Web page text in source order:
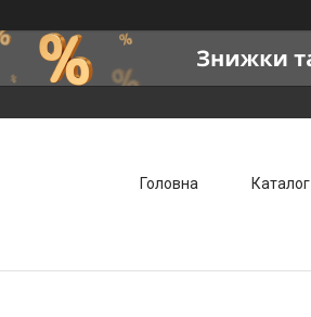
Головна Каталог